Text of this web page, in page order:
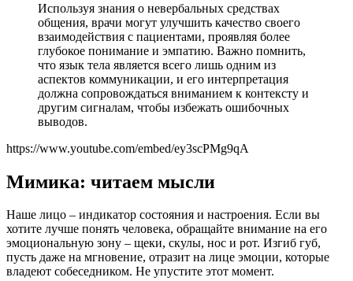
Используя знания о невербальных средствах
общения, врачи могут улучшить качество своего
взаимодействия с пациентами, проявляя более
глубокое понимание и эмпатию. Важно помнить,
что язык тела является всего лишь одним из
аспектов коммуникации, и его интерпретация
должна сопровождаться вниманием к контексту и
другим сигналам, чтобы избежать ошибочных
выводов.
https://www.youtube.com/embed/ey3scPMg9qA
Мимика: читаем мысли
Наше лицо – индикатор состояния и настроения. Если вы
хотите лучше понять человека, обращайте внимание на его
эмоциональную зону – щеки, скулы, нос и рот. Изгиб губ,
пусть даже на мгновение, отразит на лице эмоции, которые
владеют собеседником. Не упустите этот момент.